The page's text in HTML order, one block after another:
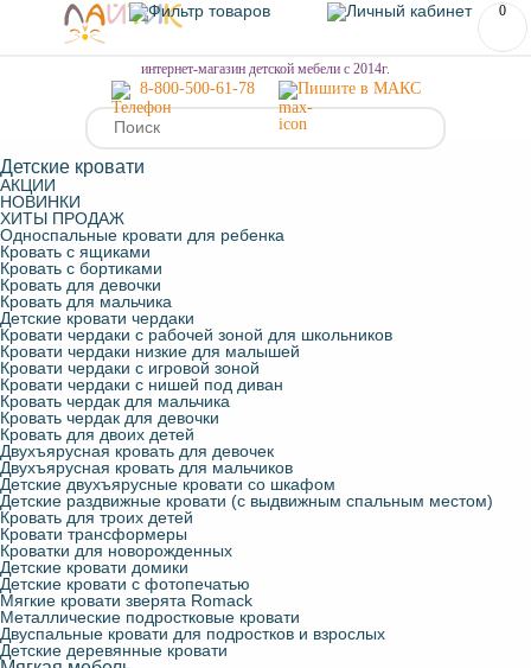
МЕНЮ
0
интернет-магазин детской мебели с 2014г.
8-800-500-61-78 Пишите в МАКС
Детские кровати
АКЦИИ
НОВИНКИ
ХИТЫ ПРОДАЖ
Односпальные кровати для ребенка
Кровать с ящиками
Кровать с бортиками
Кровать для девочки
Кровать для мальчика
Детские кровати чердаки
Кровати чердаки с рабочей зоной для школьников
Кровати чердаки низкие для малышей
Кровати чердаки с игровой зоной
Кровати чердаки с нишей под диван
Кровать чердак для мальчика
Кровать чердак для девочки
Кровать для двоих детей
Двухъярусная кровать для девочек
Двухъярусная кровать для мальчиков
Детские двухъярусные кровати со шкафом
Детские раздвижные кровати (с выдвижным спальным местом)
Кровать для троих детей
Кровати трансформеры
Кроватки для новорожденных
Детские кровати домики
Детские кровати с фотопечатью
Мягкие кровати зверята Romack
Металлические подростковые кровати
Двуспальные кровати для подростков и взрослых
Детские деревянные кровати